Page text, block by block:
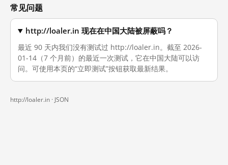
常见问题
http://loaler.in 现在在中国大陆被屏蔽吗？
最近 90 天内我们没有测试过 http://loaler.in。截至 2026-
01-14（7 个月前）的最近一次测试，它在中国大陆可以访
问。可使用本页的“立即测试”按钮获取最新结果。
http://loaler.in · JSON